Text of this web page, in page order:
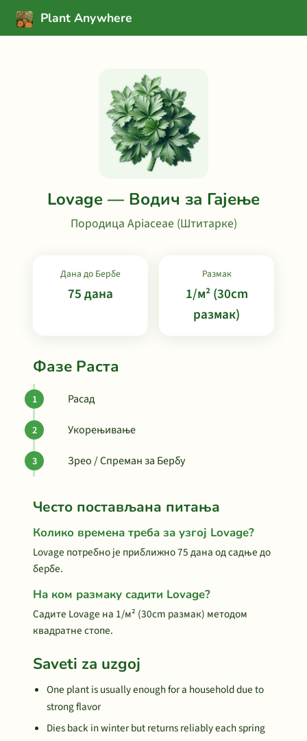
Plant Anywhere
Lovage — Водич за Гајење
Породица Apiaceae (Штитарке)
Дана до Бербе
75 дана
Размак
1/м² (30cm
размак)
Фазе Раста
Расад
Укорењивање
Зрео / Спреман за Бербу
Често постављана питања
Колико времена треба за узгој Lovage?
Lovage потребно је приближно 75 дана од садње до
бербе.
На ком размаку садити Lovage?
Садите Lovage на 1/м² (30cm размак) методом
квадратне стопе.
Saveti za uzgoj
One plant is usually enough for a household due to
strong flavor
Dies back in winter but returns reliably each spring